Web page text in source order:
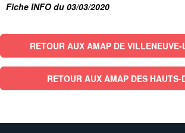
Fiche INFO du 03/03/2020
RETOUR AUX AMAP DE
RETOUR AUX AMAP DES HAUTS-